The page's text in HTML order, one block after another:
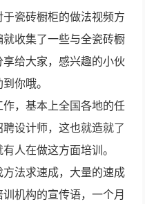
瓷砖橱柜的做法视频方
收集了一些与全瓷砖橱
给大家，感兴趣的小伙
你哦。
，基本上全国各地的任
设计师，这也就造就了
人在做这方面培训。
法求速成，大量的速成
机构的宣传语，一个月